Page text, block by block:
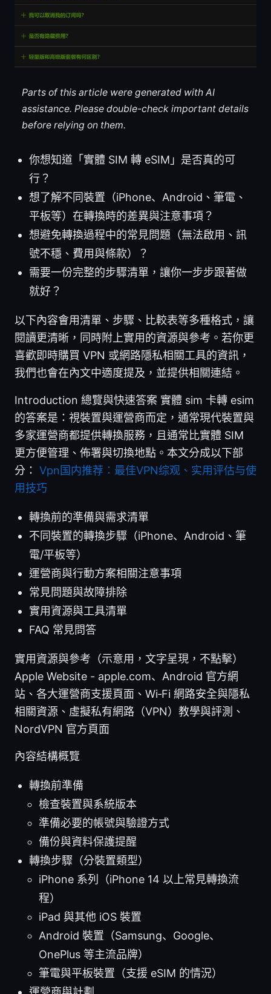
Parts of this article were generated with AI
assistance. Please double-check important details
before relying on them.
你想知道「實體 SIM 轉 eSIM」是否真的可
行？
想了解不同裝置（iPhone、Android、筆電、
平板等）在轉換時的差異與注意事項？
想避免轉換過程中的常見問題（無法啟用、訊
號不穩、費用與條款）？
需要一份完整的步驟清單，讓你一步步跟著做
就好？
以下內容會用清單、步驟、比較表等多種格式，讓
閱讀更清晰，同時附上實用的資源與參考。若你更
喜歡即時購買 VPN 或網路隱私相關工具的資訊，
我們也會在內文中適度提及，並提供相關連結。
Introduction 總覽與快速答案 實體 sim 卡轉 esim
的答案是：視裝置與運營商而定，通常現代裝置與
多家運營商都提供轉換服務，且通常比實體 SIM
更方便管理、佈署與切換地點。本文分成以下部
分： Vpn国内推荐：最佳VPN综观、实用评估与使
用技巧
轉換前的準備與需求清單
不同裝置的轉換步驟（iPhone、Android、筆
電/平板等）
運營商與行動方案相關注意事項
常見問題與故障排除
實用資源與工具清單
FAQ 常見問答
實用資源與參考（示意用，文字呈現，不點擊）
Apple Website - apple.com、Android 官方網
站、各大運營商支援頁面、Wi‑Fi 網路安全與隱私
相關資源、虛擬私有網路（VPN）教學與評測、
NordVPN 官方頁面
內容結構概覽
轉換前準備
檢查裝置與系統版本
準備必要的帳號與驗證方式
備份與資料保護提醒
轉換步驟（分裝置類型）
iPhone 系列（iPhone 14 以上常見轉換流
程）
iPad 與其他 iOS 裝置
Android 裝置（Samsung、Google、
OnePlus 等主流品牌）
筆電與平板裝置（支援 eSIM 的情況）